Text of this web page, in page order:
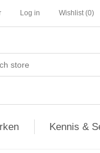
Log in Wishlist (0)
Kennis &